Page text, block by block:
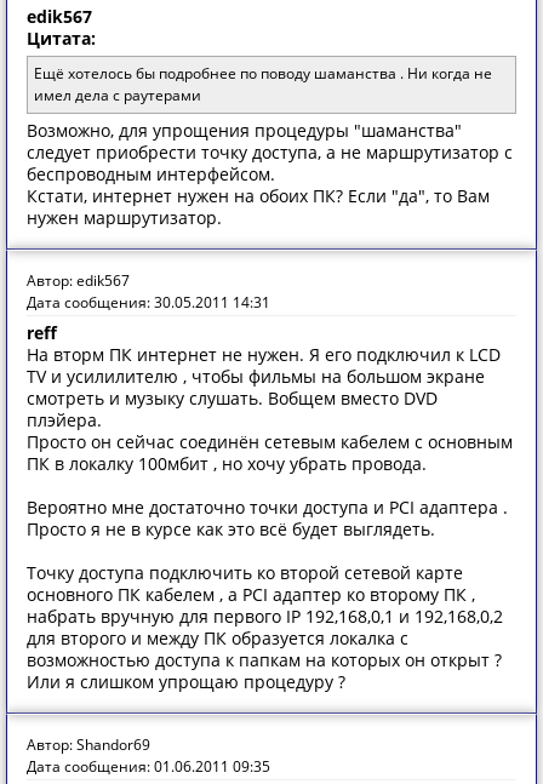
edik567
Цитата:
Ещё хотелось бы подробнее по поводу шаманства . Ни когда не
имел дела с раутерами
Возможно, для упрощения процедуры "шаманства"
следует приобрести точку доступа, а не маршрутизатор с
беспроводным интерфейсом.
Кстати, интернет нужен на обоих ПК? Если "да", то Вам
нужен маршрутизатор.
Автор: edik567
Дата сообщения: 30.05.2011 14:31
reff
На вторм ПК интернет не нужен. Я его подключил к LCD
TV и усилилителю , чтобы фильмы на большом экране
смотреть и музыку слушать. Вобщем вместо DVD
плэйера.
Просто он сейчас соединён сетевым кабелем с основным
ПК в локалку 100мбит , но хочу убрать провода.
Вероятно мне достаточно точки доступа и PCI адаптера .
Просто я не в курсе как это всё будет выглядеть.
Точку доступа подключить ко второй сетевой карте
основного ПК кабелем , а PCI адаптер ко второму ПК ,
набрать вручную для первого IP 192,168,0,1 и 192,168,0,2
для второго и между ПК образуется локалка с
возможностью доступа к папкам на которых он открыт ?
Или я слишком упрощаю процедуру ?
Автор: Shandor69
Дата сообщения: 01.06.2011 09:35